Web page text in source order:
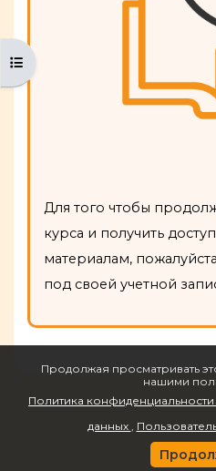
Продолжая просматривать
нашими
Политика
данных
Открыть оглавление курса
Для того чтобы
курса и получить
материалам,
под своей учетной